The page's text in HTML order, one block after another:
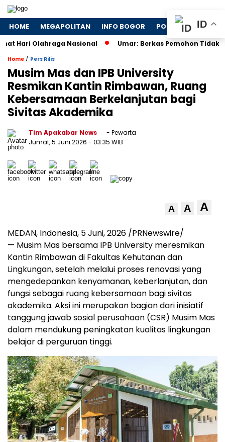
HOME MEGAPOLITAN INFO BOGOR POLITIK
Hari Olahraga Nasional Umar: Berkas Pemohon Tidak
Home / Pers Rilis
Musim Mas dan IPB University
Resmikan Kantin Rimbawan, Ruang
Kebersamaan Berkelanjutan bagi
Sivitas Akademika
Tim Apakabar News
- Pewarta
Jumat, 5 Juni 2026 - 03:35 WIB
A A A
MEDAN, Indonesia, 5Juni, 2026 /PRNewswire/
— Musim Mas bersama IPB University meresmikan
Kantin Rimbawan di Fakultas Kehutanan dan
Lingkungan, setelah melalui proses renovasi yang
mengedepankan kenyamanan, keberlanjutan, dan
fungsi sebagai ruang kebersamaan bagi sivitas
akademika. Aksi ini merupakan bagian dari inisiatif
tanggung jawab sosial perusahaan (CSR) Musim Mas
dalam mendukung peningkatan kualitas lingkungan
belajar di perguruan tinggi.
ID